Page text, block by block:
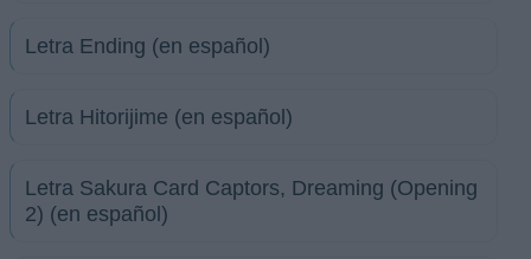
Letra Ending (en español)
Letra Hitorijime (en español)
Letra Sakura Card Captors, Dreaming (Opening
2) (en español)